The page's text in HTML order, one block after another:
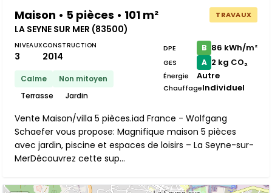
Maison • 5 pièces • 101 m² TRAVAUX
LA SEYNE SUR MER (83500)
NIVEAUX
3
CONSTRUCTION
2014
Calme
Non mitoyen
Terrasse
Jardin
DPE B 86 kWh/m²
GES A 2 kg CO₂
Énergie Autre
ChauffageIndividuel
Vente Maison/villa 5 pièces.iad France - Wolfgang
Schaefer vous propose: Magnifique maison 5 pièces
avec jardin, piscine et espaces de loisirs – La Seyne-sur-
MerDécouvrez cette sup...